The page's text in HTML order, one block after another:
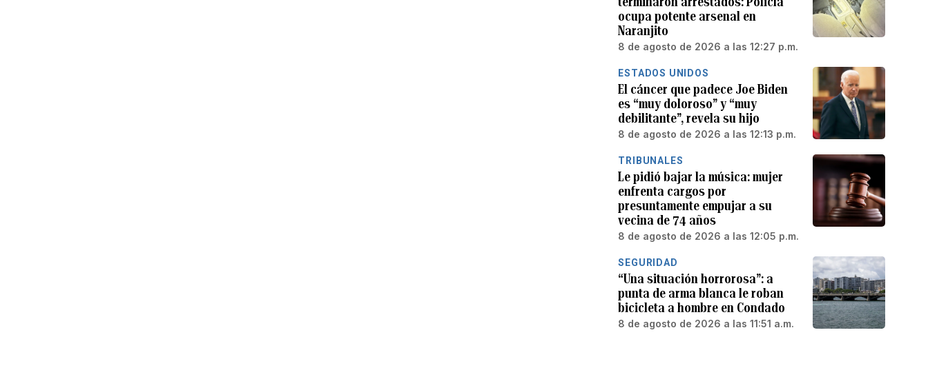
ocupa potente arsenal en
Naranjito
8 de agosto de 2026 a las 12:27 p.m.
ESTADOS UNIDOS
El cáncer que padece Joe Biden
es “muy doloroso” y “muy
debilitante”, revela su hijo
8 de agosto de 2026 a las 12:13 p.m.
TRIBUNALES
Le pidió bajar la música: mujer
enfrenta cargos por
presuntamente empujar a su
vecina de 74 años
8 de agosto de 2026 a las 12:05 p.m.
SEGURIDAD
“Una situación horrorosa”: a
punta de arma blanca le roban
bicicleta a hombre en Condado
8 de agosto de 2026 a las 11:51 a.m.